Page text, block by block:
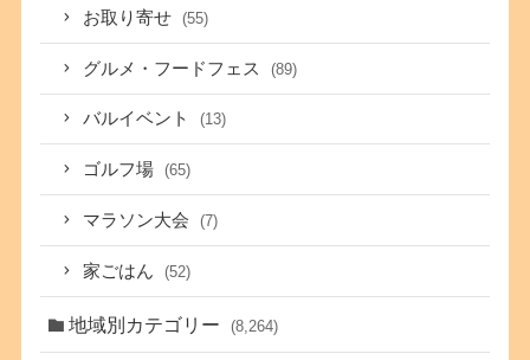
お取り寄せ (55)
グルメ・フードフェス (89)
バルイベント (13)
ゴルフ場 (65)
マラソン大会 (7)
家ごはん (52)
地域別カテゴリー (8,264)